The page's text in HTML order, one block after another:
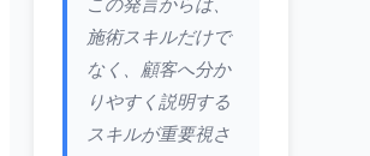
この発言からは、
施術スキルだけで
なく、顧客へ分か
りやすく説明する
スキルが重要視さ